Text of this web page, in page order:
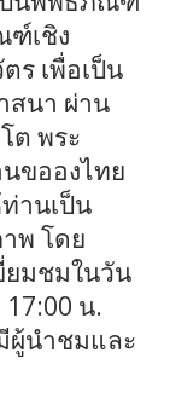
เชิง
ร เพื่อเป็น
สนา ผ่าน
โต พระ
ขอองไทย
านเป็น
พ โดย
มชมในวัน
17:00 น.
ผู้นำชมและ